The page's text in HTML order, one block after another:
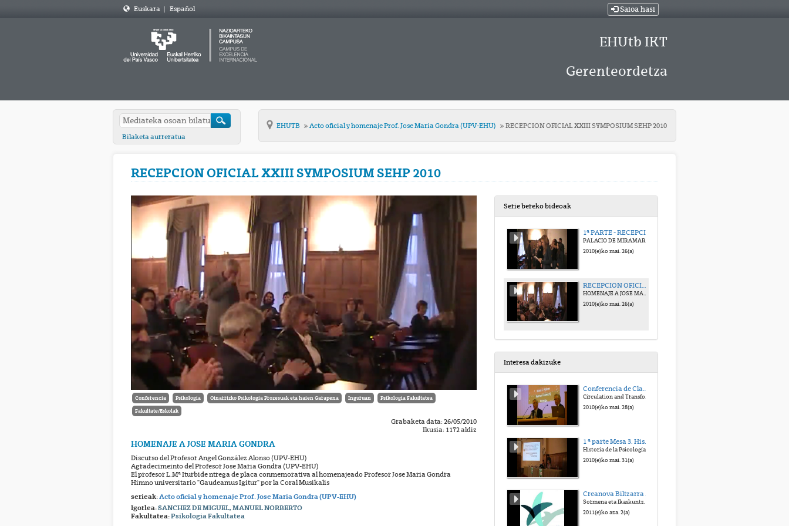
Euskara | Español Saioa hasi
EHUtb IKT
Gerenteordetza
Bilaketa aurreratua
EHUTB Acto oficial y homenaje Prof. Jose Maria Gondra (UPV-EHU) RECEPCION OFICIAL XXIII SYMPOSIUM SEHP 2010
RECEPCION OFICIAL XXIII SYMPOSIUM SEHP 2010
Conferencia Psikologia Oinarrizko Psikologia Prozesuak eta haien Garapena Inguruan Psikologia Fakultatea
Fakultate/Eskolak
Grabaketa data: 26/05/2010
Ikusia: 1172 aldiz
HOMENAJE A JOSE MARIA GONDRA
Discurso del Profesor Angel González Alonso (UPV-EHU)
Agradecimeinto del Profesor Jose Maria Gondra (UPV-EHU)
El profesor L.Mª Iturbide ntrega de placa conmemorativa al homenajeado Profesor Jose Maria Gondra
Himno universitario "Gaudeamus Igitur" por la Coral Musikalis
serieak:Acto oficial y homenaje Prof. Jose Maria Gondra (UPV-EHU)
Igorlea:SANCHEZ DE MIGUEL, MANUEL NORBERTO
Fakultatea:Psikologia Fakultatea
Serie bereko bideoak
1ª PARTE - RECEPCION OFICIAL XXIII SYMPOSIUM SEHP 2010
PALACIO DE MIRAMAR DONOSTIA 13-5-2010
2010(e)ko mai. 26(a)
RECEPCION OFICIAL XXIII SYMPOSIUM SEHP 2010
2010(e)ko mai. 26(a)
Interesa dakizuke
Conferencia de Clausura XXIII SYMPOSIUM Historia de la Psicología
Circulation and Transformation of Psychological Knowledge" (comunicación en inglés).
2010(e)ko mai. 28(a)
1 ª parte Mesa 3. Historia de la Psicología: Bolonia y los Planes de Estudios
Historia de la Psicología: Bolonia y los Planes de Estudios
2010(e)ko mai. 31(a)
Creanova Biltzarra 2011
Sormena eta Ikaskuntza: etorkizuna diseinatuz
2011(e)ko aza. 2(a)